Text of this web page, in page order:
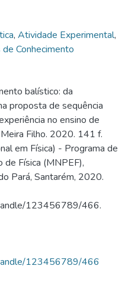
, Atividade Experimental,
Conhecimento
balístico: da
proposta de sequência
no ensino de
Filho. 2020. 141 f.
em Física) - Programa de
Física (MNPEF),
Pará, Santarém, 2020.
123456789/466.
123456789/466